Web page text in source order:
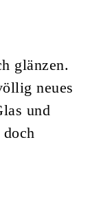
glänzen.
neues
und